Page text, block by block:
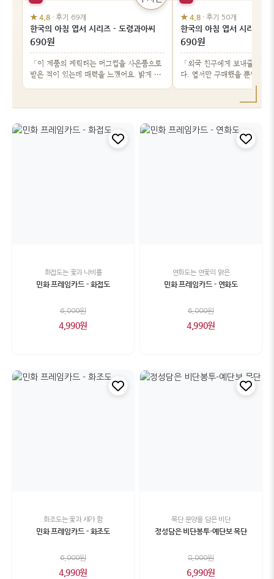
★ 4.8 · 후기 69개
한국의 아침 엽서 시리즈 - 도령과아씨
690원
「이 제품의 케릭터는 머그컵을 사은품으로
받은 적이 있는데 매력을 느꼈어요. 밝게 웃
★ 4.8 · 후기 50개
한국의 아침 엽서 시리즈 -
690원
「외국 친구에게 보내줄 엽서
다. 엽서만 구매했을 뿐인데,
화접도는 꽃과 나비를
민화 프레임카드 - 화접도
6,000원
4,990원
연화도는 연꽃의 맑은
민화 프레임카드 - 연화도
6,000원
4,990원
화조도는 꽃과 새가 함
민화 프레임카드 - 화조도
6,000원
4,990원
목단 문양을 담은 비단
정성담은 비단봉투-예단보 목단
8,000원
6,990원